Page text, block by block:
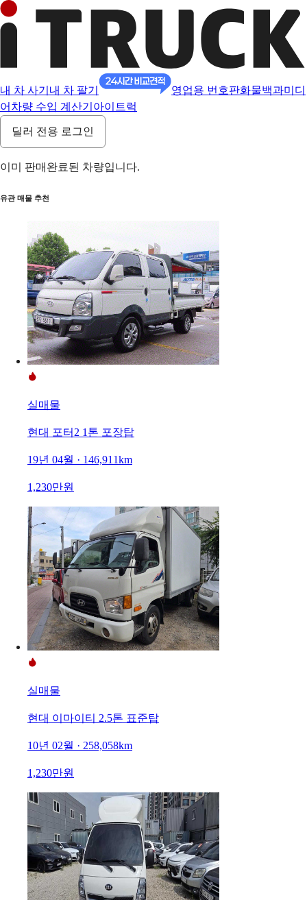
내 차 사기 내 차 팔기 영업용 번호판화물백과미디
어 차량 수입 계산기 아이트럭
딜러 전용 로그인
이미 판매완료된 차량입니다.
유관 매물 추천
실매물
현대 포터2 1톤 포장탑
19년 04월 · 146,911km
1,230만원
실매물
현대 이마이티 2.5톤 표준탑
10년 02월 · 258,058km
1,230만원